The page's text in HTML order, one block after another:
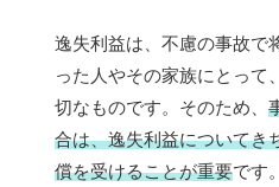
逸失利益は、不慮の事故で
った人やその家族にとって
切なものです。そのため、
合は、逸失利益についてき
償を受けることが重要です。